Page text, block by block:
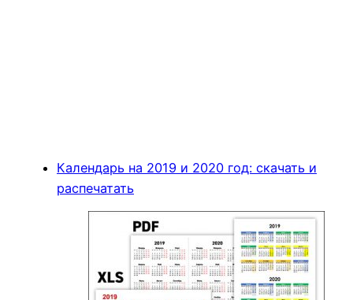
Календарь на 2019 и 2020 год: скачать и
распечатать